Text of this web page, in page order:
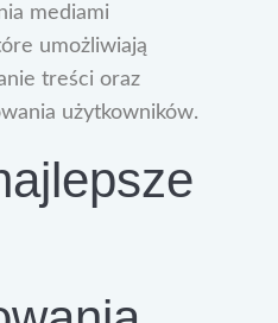
mediami
umożliwiają
treści oraz
użytkowników.